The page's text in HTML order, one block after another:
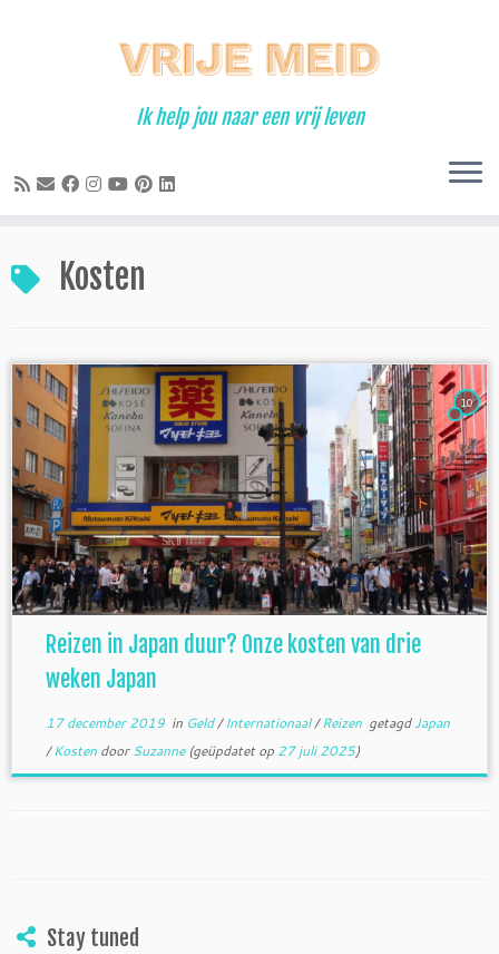
Ik help jou naar een vrij leven
Kosten
10
Reizen in Japan duur? Onze kosten van drie
weken Japan
17 december 2019in Geld/Internationaal/Reizen getagdJapan
/Kosten doorSuzanne(geüpdatet op 27 juli 2025)
Stay tuned